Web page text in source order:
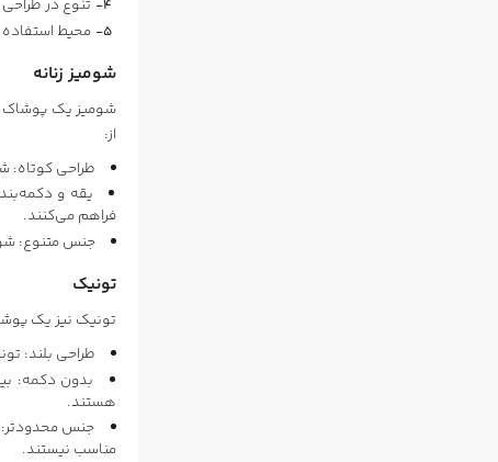
تنوع در طراحی
محیط استفاده
شومیز زنانه
شومیز یک پوشاک
از:
طراحی کوتاه:
یقه و
فراهم می‌کنند.
جنس متنوع:
تونیک
تونیک نیز یک
طراحی بلند:
بدون دکمه:
هستند.
جنس محدودتر:
مناسب نیستند.